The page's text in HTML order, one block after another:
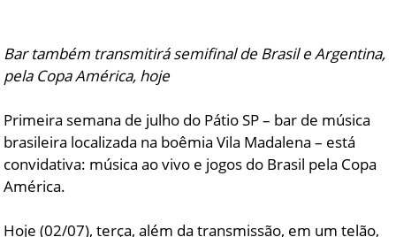
Bar também transmitirá semifinal de Brasil e Argentina,
pela Copa América, hoje
Primeira semana de julho do Pátio SP – bar de música
brasileira localizada na boêmia Vila Madalena – está
convidativa: música ao vivo e jogos do Brasil pela Copa
América.
Hoje (02/07), terça, além da transmissão, em um telão,